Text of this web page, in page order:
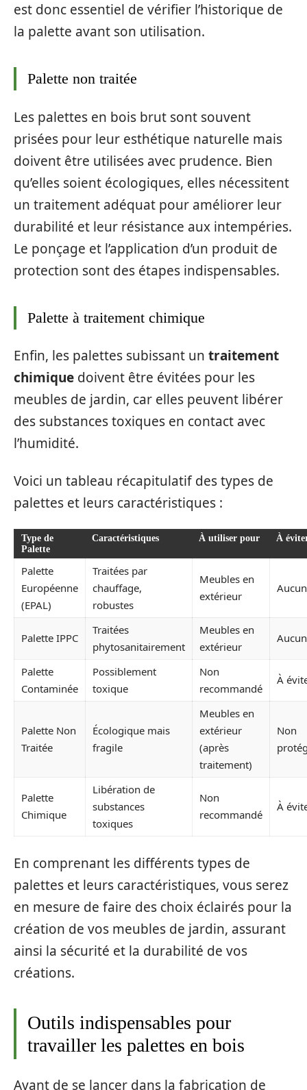
est donc essentiel de vérifier l’historique de
la palette avant son utilisation.
Palette non traitée
Les palettes en bois brut sont souvent
prisées pour leur esthétique naturelle mais
doivent être utilisées avec prudence. Bien
qu’elles soient écologiques, elles nécessitent
un traitement adéquat pour améliorer leur
durabilité et leur résistance aux intempéries.
Le ponçage et l’application d’un produit de
protection sont des étapes indispensables.
Palette à traitement chimique
Enfin, les palettes subissant un traitement
chimique doivent être évitées pour les
meubles de jardin, car elles peuvent libérer
des substances toxiques en contact avec
l’humidité.
Voici un tableau récapitulatif des types de
palettes et leurs caractéristiques :
Type de
Palette
Caractéristiques À utiliser pour À
Palette
Européenne
(EPAL)
Traitées par
chauffage,
robustes
Meubles en
extérieur
Palette IPPC
Traitées
phytosanitairement
Meubles en
extérieur
Palette
Contaminée
Possiblement
toxique
Non
recommandé
À
Palette Non
Traitée
Écologique mais
fragile
Meubles en
extérieur
(après
traitement)
Non
Palette
Chimique
Libération de
substances
toxiques
Non
recommandé
À
En comprenant les différents types de
palettes et leurs caractéristiques, vous serez
en mesure de faire des choix éclairés pour la
création de vos meubles de jardin, assurant
ainsi la sécurité et la durabilité de vos
créations.
Outils indispensables pour
travailler les palettes en bois
Avant de se lancer dans la fabrication de